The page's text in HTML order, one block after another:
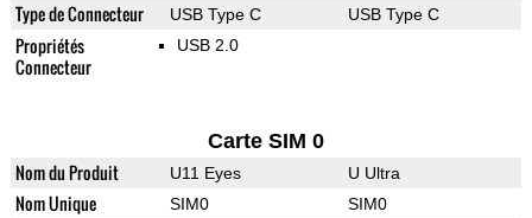
Type de Connecteur USB Type C USB Type C
Propriétés
Connecteur
USB 2.0
Carte SIM 0
Nom du Produit U11 Eyes U Ultra
Nom Unique SIM0 SIM0